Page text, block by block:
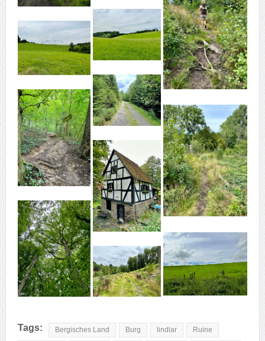
Tags: Bergisches Land Burg lindlar Ruine